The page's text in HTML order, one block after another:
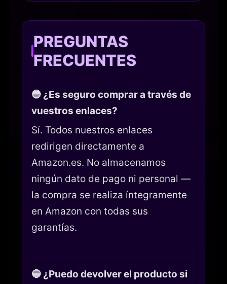
PREGUNTAS
FRECUENTES
🔵 ¿Es seguro comprar a través de
vuestros enlaces?
Sí. Todos nuestros enlaces
redirigen directamente a
Amazon.es. No almacenamos
ningún dato de pago ni personal —
la compra se realiza íntegramente
en Amazon con todas sus
garantías.
🔵 ¿Puedo devolver el producto si